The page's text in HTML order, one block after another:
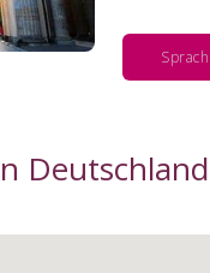
Deutschland